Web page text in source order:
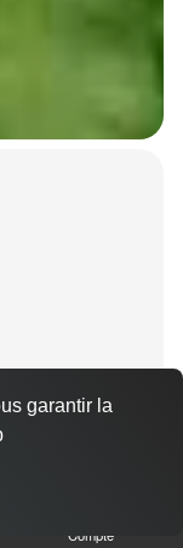
Compte
garantir la